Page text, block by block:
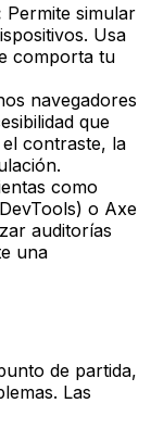
Permite simular
Usa
comporta tu
navegadores
que
contraste, la
como
o Axe
auditorías
una
de partida,
Las